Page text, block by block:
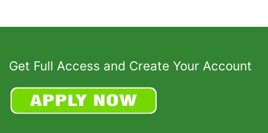
Get Full Access and Create Your Account